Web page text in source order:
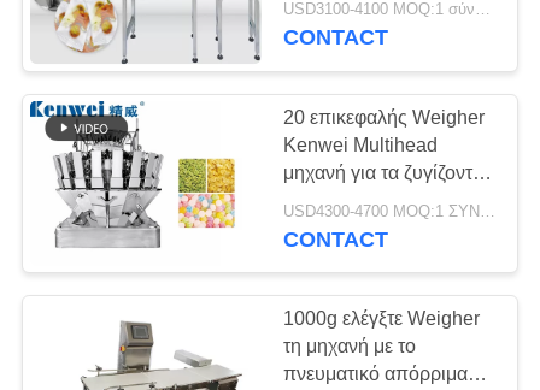
USD3100-4100 MOQ:1 σύνολο
CONTACT
20 επικεφαλής Weigher
Kenwei Multihead
μηχανή για τα ζυγίζοντας
καρύδια 200g
CONTACT
1000g ελέγξτε Weigher
τη μηχανή με το
πνευματικό απόρριμα